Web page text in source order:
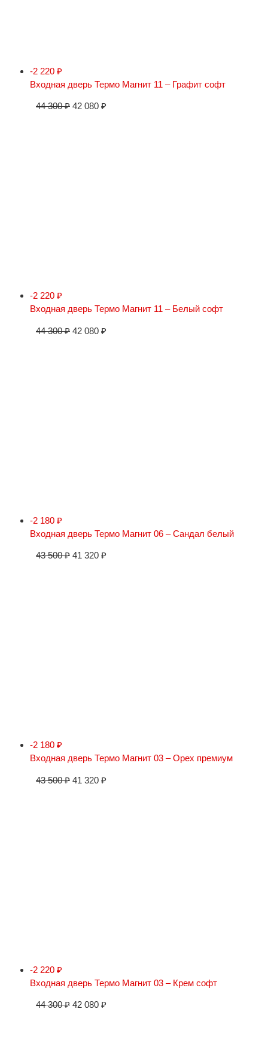
-2 220 ₽
Входная дверь Термо Магнит 11 – Графит софт
44 300₽ 42 080 ₽
-2 220 ₽
Входная дверь Термо Магнит 11 – Белый софт
44 300₽ 42 080 ₽
-2 180 ₽
Входная дверь Термо Магнит 06 – Сандал белый
43 500₽ 41 320 ₽
-2 180 ₽
Входная дверь Термо Магнит 03 – Орех премиум
43 500₽ 41 320 ₽
-2 220 ₽
Входная дверь Термо Магнит 03 – Крем софт
44 300₽ 42 080 ₽